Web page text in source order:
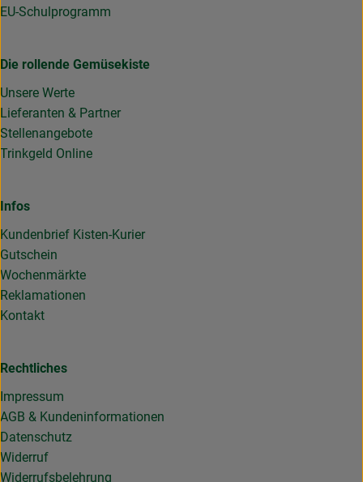
EU-Schulprogramm
Die rollende Gemüsekiste
Unsere Werte
Lieferanten & Partner
Stellenangebote
Trinkgeld Online
Infos
Kundenbrief Kisten-Kurier
Gutschein
Wochenmärkte
Reklamationen
Kontakt
Rechtliches
Impressum
AGB & Kundeninformationen
Datenschutz
Widerruf
Widerrufsbelehrung